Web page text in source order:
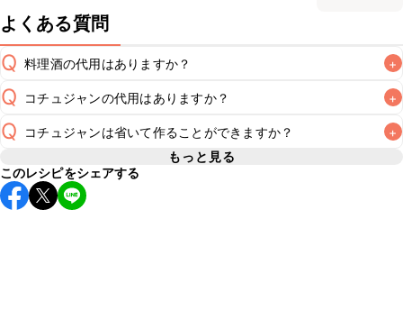
よくある質問
Q 料理酒の代用はありますか？ +
A
Q コチュジャンの代用はありますか？ +
A
Q コチュジャンは省いて作ることができますか？ +
A
使用量が少ない場合は省いてもお作りいただけますが、メイ
ンの味付けとして使用している場合は省くと味がぼやける可
能性があるため、
もっと見る
このレシピをシェアする